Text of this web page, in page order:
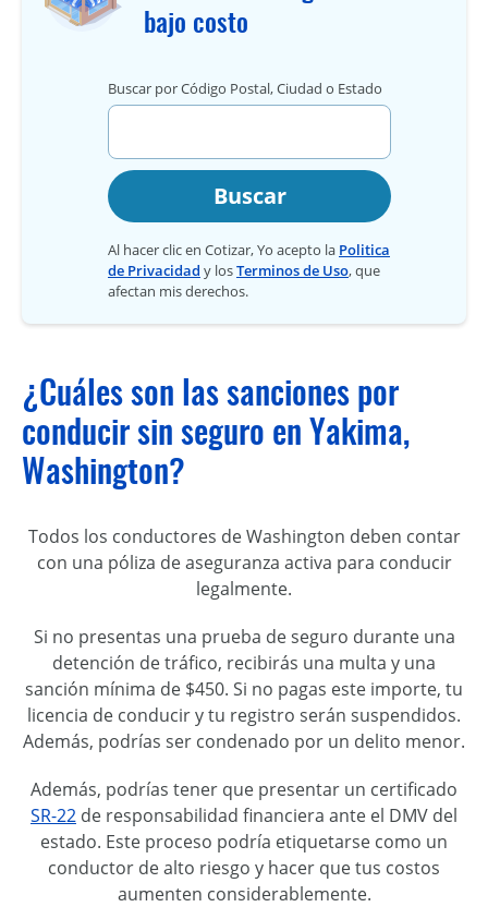
bajo costo
Buscar por Código Postal, Ciudad o Estado
Buscar
Al hacer clic en Cotizar, Yo acepto la Politica
de Privacidad y losTerminos de Uso, que
afectan mis derechos.
¿Cuáles son las sanciones por
conducir sin seguro en Yakima,
Washington?
Todos los conductores de Washington deben contar
con una póliza de aseguranza activa para conducir
legalmente.
Si no presentas una prueba de seguro durante una
detención de tráfico, recibirás una multa y una
sanción mínima de $450. Si no pagas este importe, tu
licencia de conducir y tu registro serán suspendidos.
Además, podrías ser condenado por un delito menor.
Además, podrías tener que presentar un certificado
SR-22 de responsabilidad financiera ante el DMV del
estado. Este proceso podría etiquetarse como un
conductor de alto riesgo y hacer que tus costos
aumenten considerablemente.